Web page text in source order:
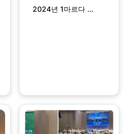
2024년 1마르다 ...